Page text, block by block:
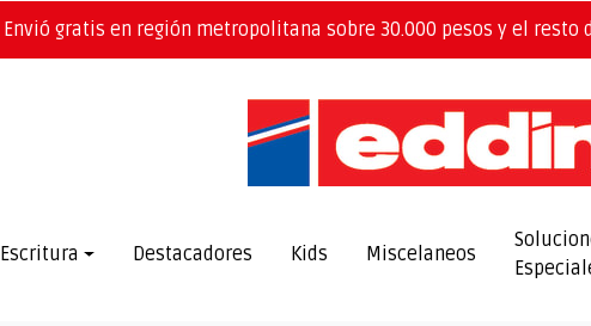
Envió gratis en región metropolitana sobre 30.000 pesos y el resto
Escritura Destacadores Kids Miscelaneos